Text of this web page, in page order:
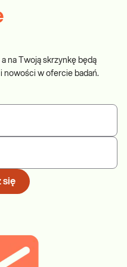
na Twoją skrzynkę będą
nowości w ofercie badań.
się